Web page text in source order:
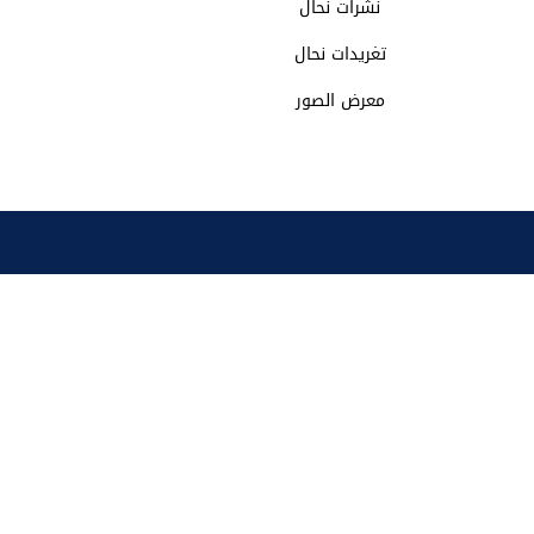
نشرات نحال
تغريدات نحال
معرض الصور